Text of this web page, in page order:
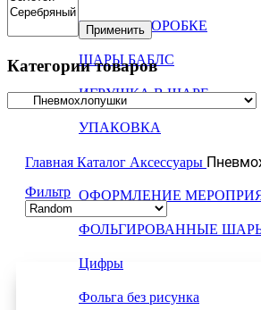
ШАРЫ В КОРОБКЕ
ШАРЫ БАБЛС
ИГРУШКА В ШАРЕ
УПАКОВКА
ОФОРМЛЕНИЕ
ОФОРМЛЕНИЕ
ФОЛЬГИРОВАННЫЕ
Цифры
Фольга без рисунка
Применить
Категории товаров
Главная Каталог Аксессуары
Фильтр